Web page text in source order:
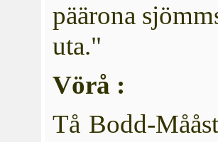
päärona
uta."
Vörå :
Tå Bodd-